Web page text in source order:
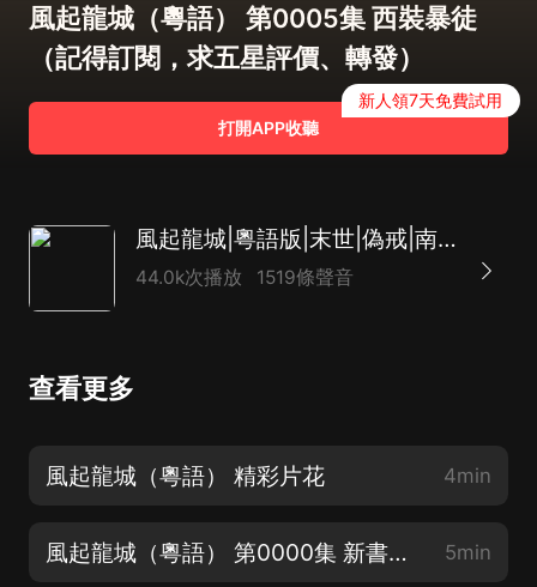
風起龍城（粵語） 第0005集 西裝暴徒
（記得訂閱，求五星評價、轉發）
打開APP收聽
新人領7天免費試用
風起龍城|粵語版|末世|偽戒|南粵萌面俠|雙人播
44.0k次播放 1519條聲音
查看更多
風起龍城（粵語） 精彩片花 4min
風起龍城（粵語） 第0000集 新書簡介 5min